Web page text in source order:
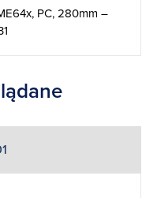
PC, 280mm –